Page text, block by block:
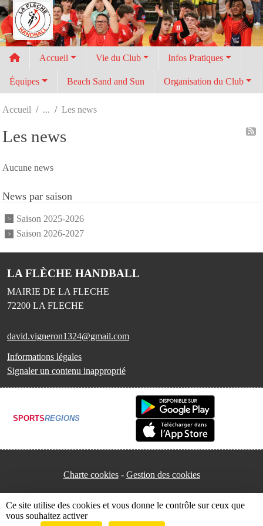
Accueil Vie du Club Infos Pratiques
Équipes Beach Sand and Sun Organisation du Club
Accueil Les news
Les news
Aucune news
News par saison
Saison 2025-2026
Saison 2026-2027
LA FLÈCHE HANDBALL
MAIRIE DE LA FLECHE
72200 LA FLECHE
david.vigneron1324@gmail.com
Informations légales
Signaler un contenu inapproprié
SPORTSREGIONS
Charte cookies Gestion des cookies
Panneau de gestion des cookies
Ce site utilise des cookies et vous donne le contrôle sur ceux que
vous souhaitez activer